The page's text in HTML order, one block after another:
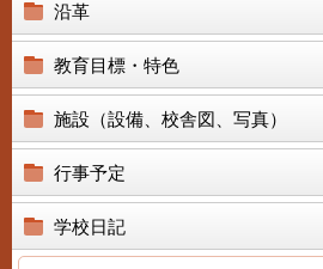
沿革
教育目標・特色
施設（設備、校舎図、写真）
行事予定
学校日記